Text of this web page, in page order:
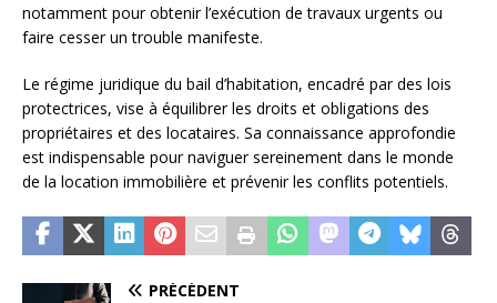
notamment pour obtenir l’exécution de travaux urgents ou
faire cesser un trouble manifeste.
Le régime juridique du bail d’habitation, encadré par des lois
protectrices, vise à équilibrer les droits et obligations des
propriétaires et des locataires. Sa connaissance approfondie
est indispensable pour naviguer sereinement dans le monde
de la location immobilière et prévenir les conflits potentiels.
PRÉCÉDENT